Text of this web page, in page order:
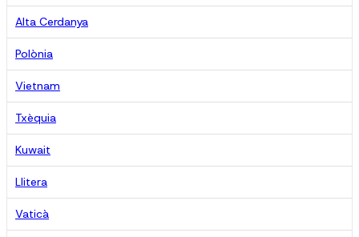
Alta Cerdanya
Polònia
Vietnam
Txèquia
Kuwait
Llitera
Vaticà